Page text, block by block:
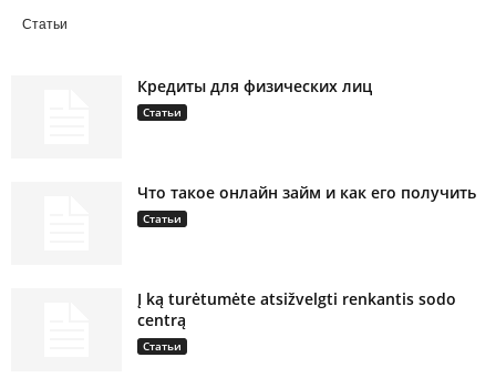
Статьи
Кредиты для физических лиц
Статьи
Что такое онлайн займ и как его получить
Статьи
Į ką turėtumėte atsižvelgti renkantis sodo
centrą
Статьи